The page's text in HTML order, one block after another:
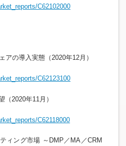
C62102000
アの導入実態（2020年12月）
C62123100
（2020年11月）
C62118000
ィング市場 ～DMP／MA／CRM